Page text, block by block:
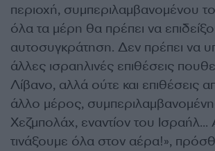
περιοχή, συμπεριλαμβανομένου
όλα τα μέρη θα πρέπει να
αυτοσυγκράτηση. Δεν πρέπει να
άλλες ισραηλινές επιθέσεις
Λίβανο, αλλά ούτε και επιθέσεις
άλλο μέρος,
Χεζμπολάχ, εναντίον του Ισραήλ…
τινάξουμε όλα στον αέρα!»,